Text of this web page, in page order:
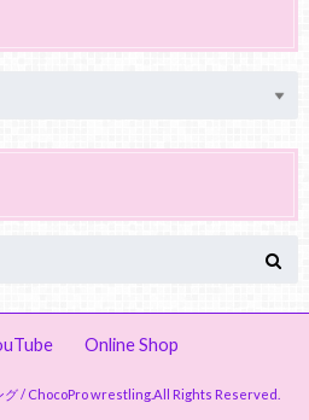
Online Shop
グ / ChocoPro wrestling.All Rights Reserved.